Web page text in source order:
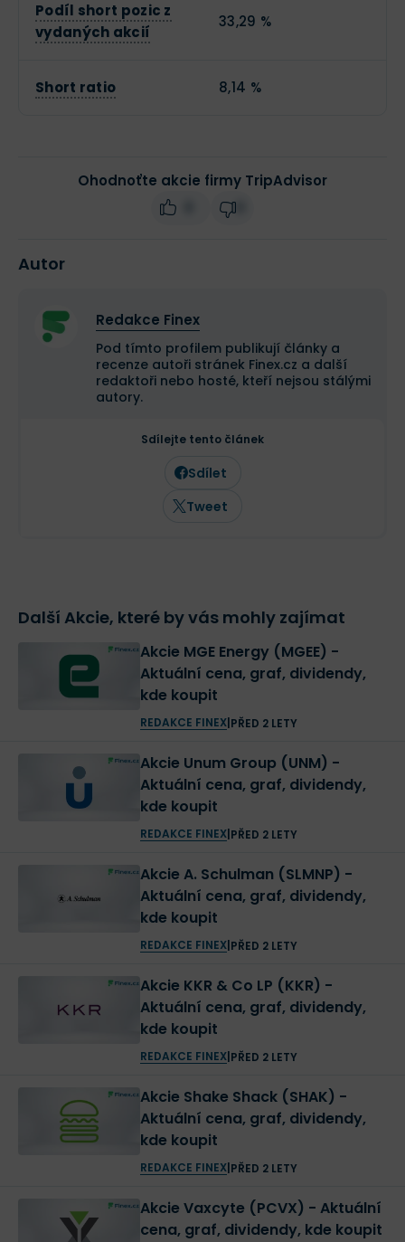
Podíl short pozic z
vydaných akcií
33,29 %
Short ratio 8,14 %
Ohodnoťte akcie firmy TripAdvisor
Autor
Redakce Finex
Pod tímto profilem publikují články a
recenze autoři stránek Finex.cz a další
redaktoři nebo hosté, kteří nejsou stálými
autory.
Sdílejte tento článek
Sdílet
Tweet
Další Akcie, které by vás mohly zajímat
Akcie MGE Energy (MGEE) -
Aktuální cena, graf, dividendy,
kde koupit
REDAKCE FINEX| PŘED 2 LETY
Akcie Unum Group (UNM) -
Aktuální cena, graf, dividendy,
kde koupit
REDAKCE FINEX| PŘED 2 LETY
Akcie A. Schulman (SLMNP) -
Aktuální cena, graf, dividendy,
kde koupit
REDAKCE FINEX| PŘED 2 LETY
Akcie KKR & Co LP (KKR) -
Aktuální cena, graf, dividendy,
kde koupit
REDAKCE FINEX| PŘED 2 LETY
Akcie Shake Shack (SHAK) -
Aktuální cena, graf, dividendy,
kde koupit
REDAKCE FINEX| PŘED 2 LETY
Akcie Vaxcyte (PCVX) - Aktuální
cena, graf, dividendy, kde koupit